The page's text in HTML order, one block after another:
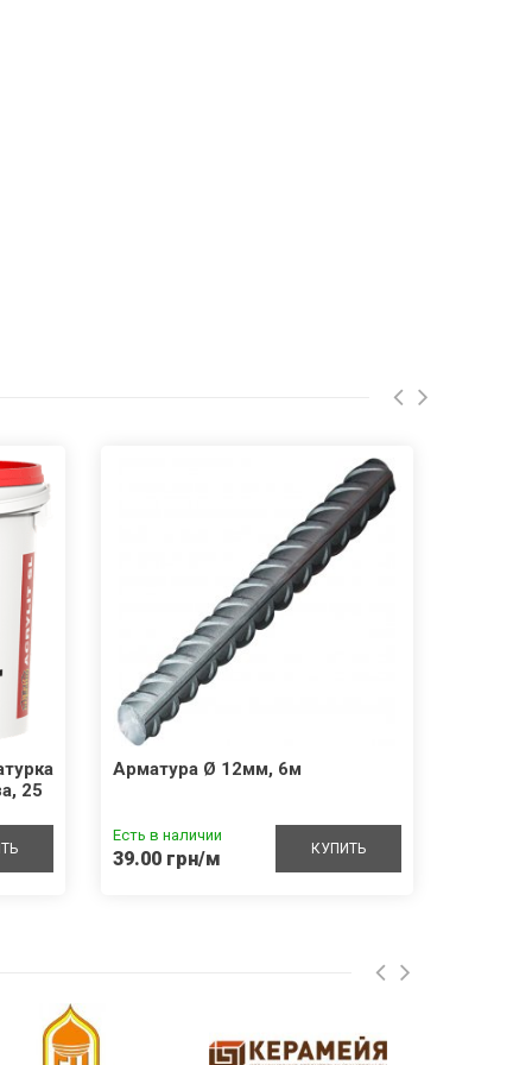
25
Арматура Ø 12мм, 6м
Есть в наличии
39.00 грн/м КУПИТЬ